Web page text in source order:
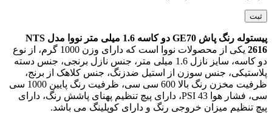
پیستوله رنگ پاش GE70 دو کاسه 1.6 میلی متر نووا مدل NTS
2616
یکی از محصولات نووا است که دارای وزن 1000 گرم، از نوع
دو کاسه، سایز نازل 1.6 میلی متر، جنس نازل برنجی، جنس دسته
پلاستیکی، جنس سوزن از استیل ضدزنگ، جنس کلاهک از برنج،
ظرفیت مخزن رنگ بالا 600 سی سی، ظرفیت رنگ پایین 1000 سی
سی، فشار هوا 43 PSI، دارای پیچ تنظیم پهنای پاشش رنگ، دارای
پیچ تنظیم میزان خروجی رنگ و دارای کوپلینگ می باشد.